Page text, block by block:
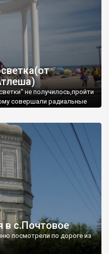
не получилось,пройти
совершали радиальные
в с.Почтовое
посмотрели по дороге из